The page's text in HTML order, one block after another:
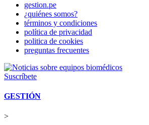
gestion.pe
¿quiénes somos?
términos y condiciones
política de privacidad
politica de cookies
preguntas frecuentes
Suscríbete
GESTIÓN
>